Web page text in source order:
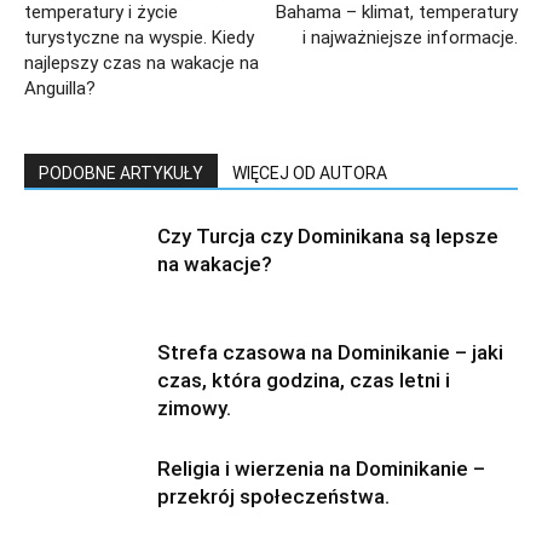
temperatury i życie
turystyczne na wyspie. Kiedy
najlepszy czas na wakacje na
Anguilla?
Bahama – klimat, temperatury
i najważniejsze informacje.
PODOBNE ARTYKUŁY WIĘCEJ OD AUTORA
Czy Turcja czy Dominikana są lepsze
na wakacje?
Strefa czasowa na Dominikanie – jaki
czas, która godzina, czas letni i
zimowy.
Religia i wierzenia na Dominikanie –
przekrój społeczeństwa.